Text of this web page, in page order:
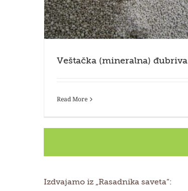
Veštačka (mineralna) đubriva
Read More
Izdvajamo iz „Rasadnika saveta“: